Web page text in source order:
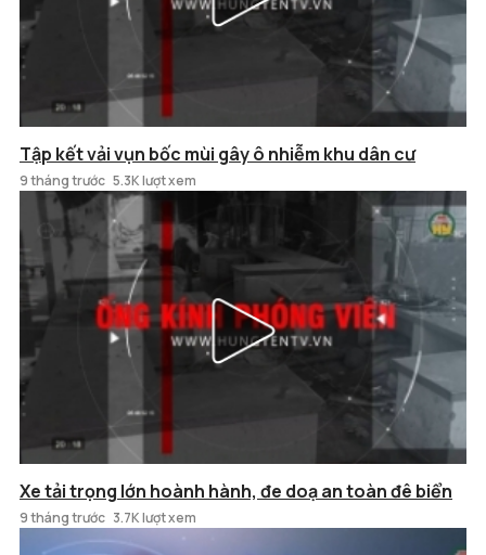
Tập kết vải vụn bốc mùi gây ô nhiễm khu dân cư
9 tháng trước 5.3K lượt xem
Xe tải trọng lớn hoành hành, đe doạ an toàn đê biển
9 tháng trước 3.7K lượt xem